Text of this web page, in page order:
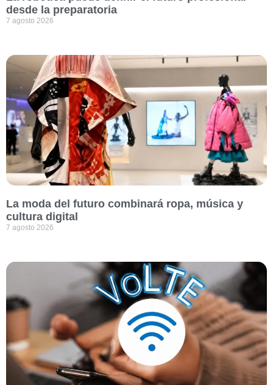
desde la preparatoria
7 agosto 2026
La moda del futuro combinará ropa, música y
cultura digital
7 agosto 2026